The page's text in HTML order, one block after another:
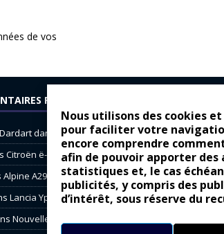
Nous utilisons des cookies
pour faciliter votre
encore comprendre
afin de pouvoir apporter
statistiques et, le cas
publicités, y compris des
d’intérêt, sous réserve du
de vos
RÉCENTS
dans
Dacia Sandero : pour les gens vrais
Citroën ë-C3 : la révolution a commencé
Alpine A290 : L’irrésistible attraction de la légèreté
Lancia Ypsilon : naturellement envoûtante ?
Nouvelle Opel Corsa : Yes of Corsa !